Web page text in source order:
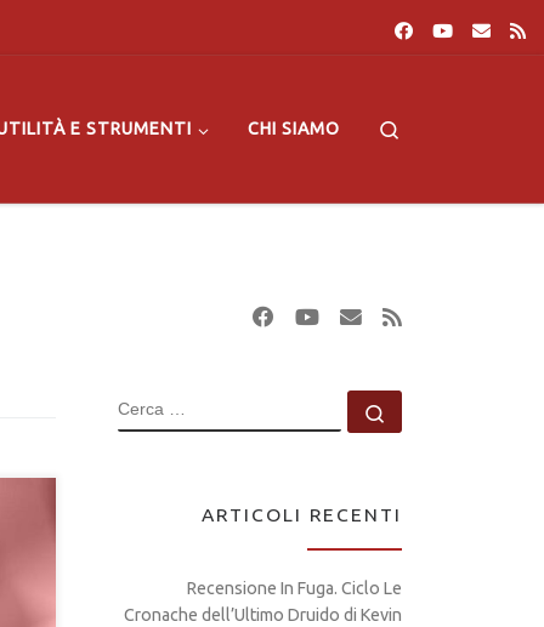
E STRUMENTI CHI SIAMO
CERCA
ARTICOLI RECENTI
Recensione In Fuga. Ciclo Le
Cronache dell’Ultimo Druido di Kevin